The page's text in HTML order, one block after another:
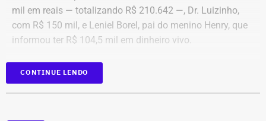
mil em reais — totalizando R$ 210.642 —, Dr. Luizinho,
com R$ 150 mil, e Leniel Borel, pai do menino Henry, que
informou ter R$ 104,5 mil em dinheiro vivo.
Candidato
Bebeto
CONTINUE LENDO